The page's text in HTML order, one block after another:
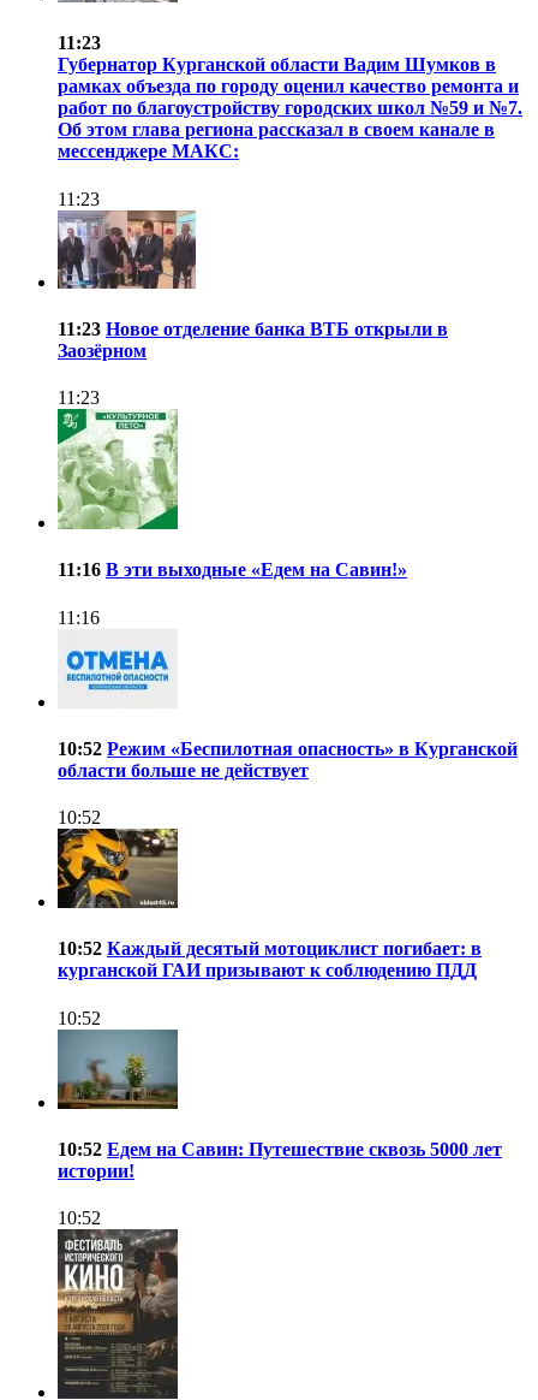
11:23
Губернатор Курганской области Вадим Шумков в
рамках объезда по городу оценил качество ремонта и
работ по благоустройству городских школ №59 и №7.
Об этом глава региона рассказал в своем канале в
мессенджере МАКС:
11:23
11:23 Новое отделение банка ВТБ открыли в
Заозёрном
11:23
11:16 В эти выходные «Едем на Савин!»
11:16
10:52 Режим «Беспилотная опасность» в Курганской
области больше не действует
10:52
10:52 Каждый десятый мотоциклист погибает: в
курганской ГАИ призывают к соблюдению ПДД
10:52
10:52 Едем на Савин: Путешествие сквозь 5000 лет
истории!
10:52